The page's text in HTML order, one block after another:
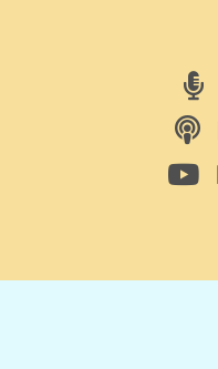


